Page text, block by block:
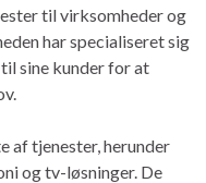
til virksomheder og
har specialiseret sig
sine kunder for at
af tjenester, herunder
og tv-løsninger. De